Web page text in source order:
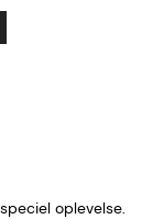
oplevelse.